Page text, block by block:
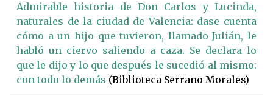
Admirable historia de Don Carlos y Lucinda,
naturales de la ciudad de Valencia: dase cuenta
cómo a un hijo que tuvieron, llamado Julián, le
habló un ciervo saliendo a caza. Se declara lo
que le dijo y lo que después le sucedió al mismo:
con todo lo demás (Biblioteca Serrano Morales)